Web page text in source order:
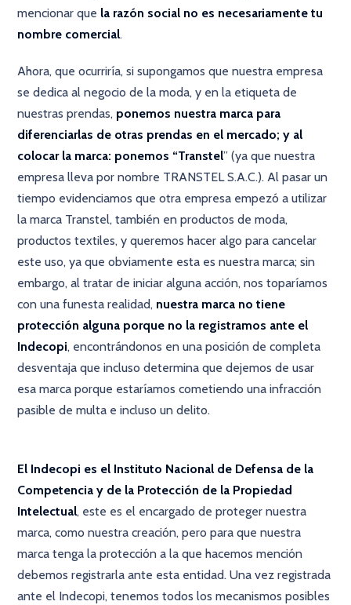
mencionar que la razón social no es necesariamente tu
nombre comercial.
Ahora, que ocurriría, si supongamos que nuestra empresa
se dedica al negocio de la moda, y en la etiqueta de
nuestras prendas, ponemos nuestra marca para
diferenciarlas de otras prendas en el mercado; y al
colocar la marca: ponemos “Transtel” (ya que nuestra
empresa lleva por nombre TRANSTEL S.A.C.). Al pasar un
tiempo evidenciamos que otra empresa empezó a utilizar
la marca Transtel, también en productos de moda,
productos textiles, y queremos hacer algo para cancelar
este uso, ya que obviamente esta es nuestra marca; sin
embargo, al tratar de iniciar alguna acción, nos toparíamos
con una funesta realidad, nuestra marca no tiene
protección alguna porque no la registramos ante el
Indecopi, encontrándonos en una posición de completa
desventaja que incluso determina que dejemos de usar
esa marca porque estaríamos cometiendo una infracción
pasible de multa e incluso un delito.
El Indecopi es el Instituto Nacional de Defensa de la
Competencia y de la Protección de la Propiedad
Intelectual, este es el encargado de proteger nuestra
marca, como nuestra creación, pero para que nuestra
marca tenga la protección a la que hacemos mención
debemos registrarla ante esta entidad. Una vez registrada
ante el Indecopi, tenemos todos los mecanismos posibles